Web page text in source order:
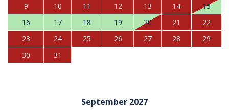
9
10 11 12 13 14
15
16
17 18 19 20 21
22
23
24 25 26 27 28
29
30
31
September 2027